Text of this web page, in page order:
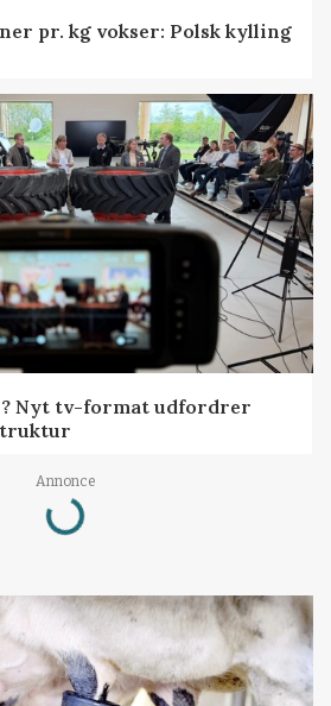
pr. kg vokser: Polsk kylling
Nyt tv-format udfordrer
Annonce
Loading...